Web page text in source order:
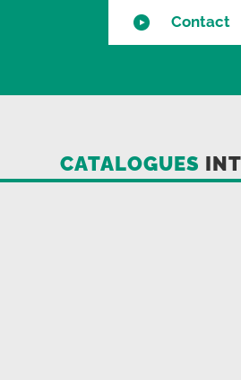
Contact
CATALOGUES